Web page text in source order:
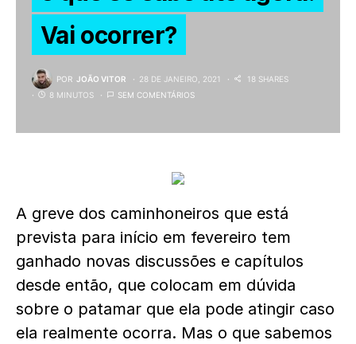
Vai ocorrer?
POR JOÃO VITOR 28 DE JANEIRO, 2021
18 SHARES
8 MINUTOS
SEM COMENTÁRIOS
A greve dos caminhoneiros que está
prevista para início em fevereiro tem
ganhado novas discussões e capítulos
desde então, que colocam em dúvida
sobre o patamar que ela pode atingir caso
ela realmente ocorra. Mas o que sabemos